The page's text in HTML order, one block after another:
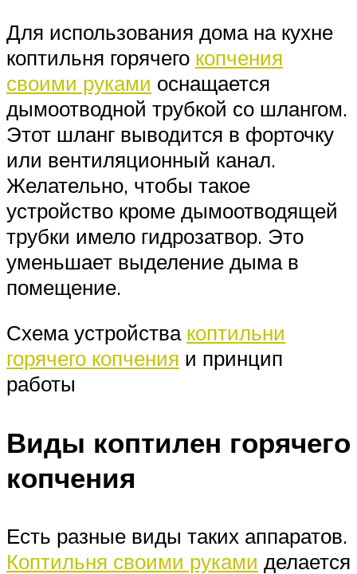
Для использования дома на кухне
коптильня горячего копчения
своими руками оснащается
дымоотводной трубкой со шлангом.
Этот шланг выводится в форточку
или вентиляционный канал.
Желательно, чтобы такое
устройство кроме дымоотводящей
трубки имело гидрозатвор. Это
уменьшает выделение дыма в
помещение.
Схема устройства коптильни
горячего копчения и принцип
работы
Виды коптилен горячего
копчения
Есть разные виды таких аппаратов.
Коптильня своими руками делается